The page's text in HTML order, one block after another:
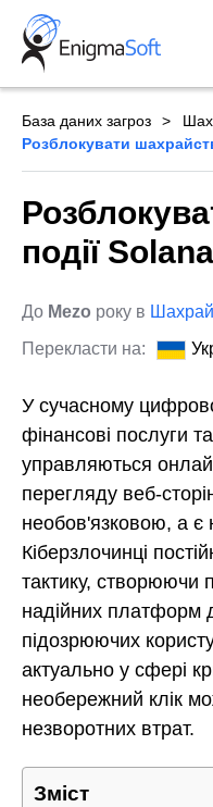
Skip
content
База даних загроз
Розблокувати
події Solana
До Mezo року в
Перекласти на:
У сучасному
фінансові послуги
управляються
перегляду веб-
необов'язковою, а
Кіберзлочинці
тактику, створюючи
надійних платформ
підозрюючих
актуально у сфері
необережний клік
незворотних втрат.
Зміст